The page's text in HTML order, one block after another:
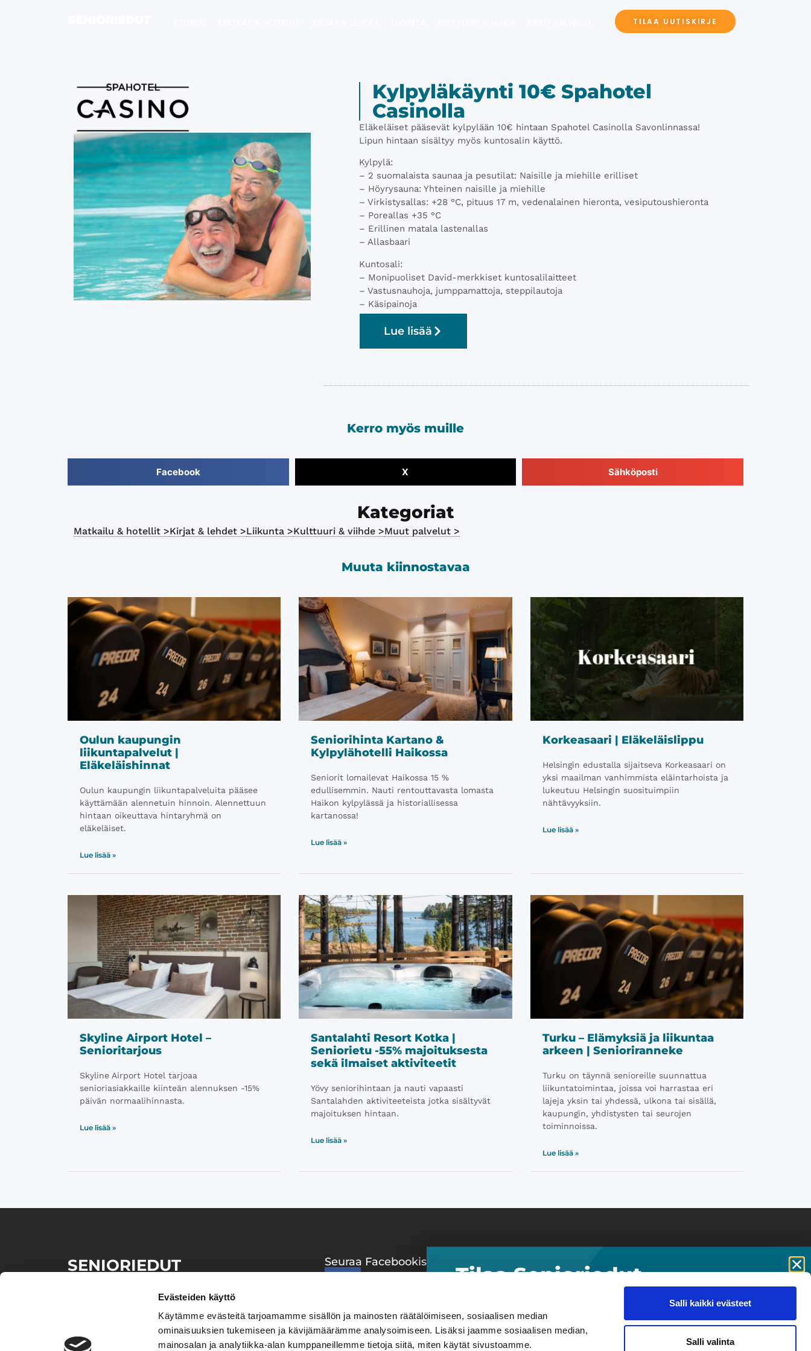
Evästeiden käyttö
Käytämme evästeitä tarjoamamme sisällön ja mainosten räätälöimiseen, sosiaalisen median
ominaisuuksien tukemiseen ja kävijämäärämme analysoimiseen. Lisäksi jaamme sosiaalisen median,
mainosalan ja analytiikka-alan kumppaneillemme tietoja siitä, miten käytät sivustoamme.
Salli kaikki evästeet
Salli valinta
TILAA UUTISKIRJE
Kylpyläkäynti 10€ Spahotel
Casinolla
Eläkeläiset pääsevät kylpylään 10€ hintaan Spahotel Casinolla Savonlinnassa!
Lipun hintaan sisältyy myös kuntosalin käyttö.
Kylpylä:
– 2 suomalaista saunaa ja pesutilat: Naisille ja miehille erilliset
– Höyrysauna: Yhteinen naisille ja miehille
– Virkistysallas: +28 °C, pituus 17 m, vedenalainen hieronta, vesiputoushieronta
– Poreallas +35 °C
– Erillinen matala lastenallas
– Allasbaari
Kuntosali:
– Monipuoliset David-merkkiset kuntosalilaitteet
– Vastusnauhoja, jumppamattoja, steppilautoja
– Käsipainoja
Lue lisää
Kerro myös muille
Facebook X Sähköposti
Kategoriat
Matkailu & hotellit >Kirjat & lehdet >Liikunta >Kulttuuri & viihde >Muut palvelut >
Muuta kiinnostavaa
Oulun kaupungin
liikuntapalvelut |
Eläkeläishinnat
Oulun kaupungin liikuntapalveluita pääsee
käyttämään alennetuin hinnoin. Alennettuun
hintaan oikeuttava hintaryhmä on
eläkeläiset.
Lue lisää »
Seniorihinta Kartano &
Kylpylähotelli Haikossa
Seniorit lomailevat Haikossa 15 %
edullisemmin. Nauti rentouttavasta lomasta
Haikon kylpylässä ja historiallisessa
kartanossa!
Lue lisää »
Korkeasaari | Eläkeläislippu
Helsingin edustalla sijaitseva Korkeasaari on
yksi maailman vanhimmista eläintarhoista ja
lukeutuu Helsingin suosituimpiin
nähtävyyksiin.
Lue lisää »
Skyline Airport Hotel –
Senioritarjous
Skyline Airport Hotel tarjoaa
senioriasiakkaille kiinteän alennuksen -15%
päivän normaalihinnasta.
Lue lisää »
Santalahti Resort Kotka |
Seniorietu -55% majoituksesta
sekä ilmaiset aktiviteetit
Yövy seniorihintaan ja nauti vapaasti
Santalahden aktiviteeteista jotka sisältyvät
majoituksen hintaan.
Lue lisää »
Turku – Elämyksiä ja liikuntaa
arkeen | Senioriranneke
Turku on täynnä senioreille suunnattua
liikuntatoimintaa, joissa voi harrastaa eri
lajeja yksin tai yhdessä, ulkona tai sisällä,
kaupungin, yhdistysten tai seurojen
toiminnoissa.
Lue lisää »
SENIORIEDUT
sivustolta lukuisia senioriväestölle suunnattuja etuja
Seuraa Facebookissa
Matkat & Hotellit
Kulttuuri & Viihde
Liikunta
Tietoa palvelusta
Tilaa Senioriedut-
​Uutiskirjeen tilaajana saat kätevästi tiedon uusista
eduista ja tarjouksista sähköpostitse. Uutiskirjeen
tilaaminen on kannattavaa, sillä kaikkia etuja ja